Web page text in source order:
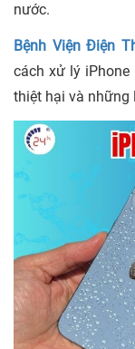
nước.
Bệnh Viện Điện
cách xử lý
thiệt hại và những